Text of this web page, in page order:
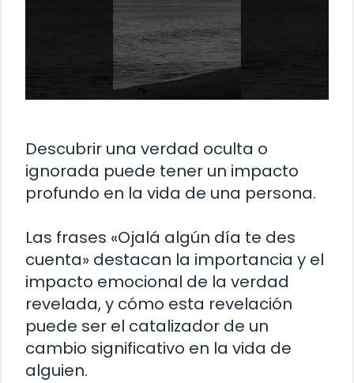
Descubrir una verdad oculta o
ignorada puede tener un impacto
profundo en la vida de una persona.
Las frases «Ojalá algún día te des
cuenta» destacan la importancia y el
impacto emocional de la verdad
revelada, y cómo esta revelación
puede ser el catalizador de un
cambio significativo en la vida de
alguien.